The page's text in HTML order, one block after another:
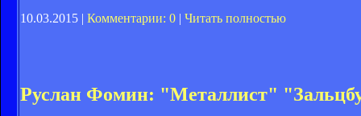
10.03.2015 | Комментарии: 0 | Читать полностью
Руслан Фомин: "Металлист"